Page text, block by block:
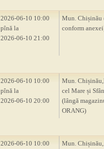
2026-06-10 10:00
pînă la
2026-06-10 21:00
Mun.
conform
2026-06-10 10:00
pînă la
2026-06-10 20:00
Mun.
cel Mare și
(lângă
ORANG)
2026-06-10 10:00
Mun.